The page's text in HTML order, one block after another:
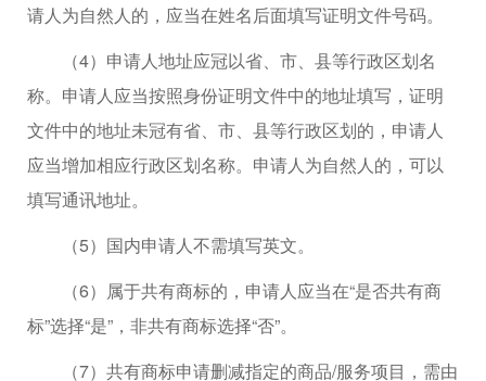
请人为自然人的，应当在姓名后面填写证明文件号码。
（4）申请人地址应冠以省、市、县等行政区划名
称。申请人应当按照身份证明文件中的地址填写，证明
文件中的地址未冠有省、市、县等行政区划的，申请人
应当增加相应行政区划名称。申请人为自然人的，可以
填写通讯地址。
（5）国内申请人不需填写英文。
（6）属于共有商标的，申请人应当在“是否共有商
标”选择“是”，非共有商标选择“否”。
（7）共有商标申请删减指定的商品/服务项目，需由